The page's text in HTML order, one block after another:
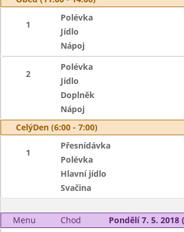
1
Polévka
Jídlo
Nápoj
2
Polévka
Jídlo
Doplněk
Nápoj
CelýDen (6:00 - 7:00)
1
Přesnídávka
Polévka
Hlavní jídlo
Svačina
Menu Chod Pondělí 7. 5. 2018